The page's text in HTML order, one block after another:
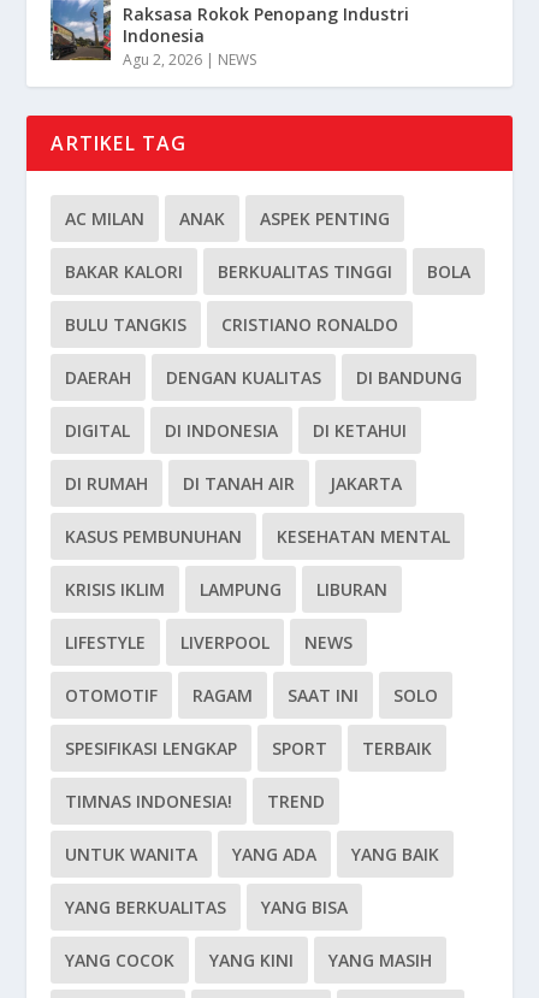
Raksasa Rokok Penopang Industri
Indonesia
Agu 2, 2026 | NEWS
ARTIKEL TAG
AC MILAN ANAK ASPEK PENTING
BAKAR KALORI BERKUALITAS TINGGI BOLA
BULU TANGKIS CRISTIANO RONALDO
DAERAH DENGAN KUALITAS DI BANDUNG
DIGITAL DI INDONESIA DI KETAHUI
DI RUMAH DI TANAH AIR JAKARTA
KASUS PEMBUNUHAN KESEHATAN MENTAL
KRISIS IKLIM LAMPUNG LIBURAN
LIFESTYLE LIVERPOOL NEWS
OTOMOTIF RAGAM SAAT INI SOLO
SPESIFIKASI LENGKAP SPORT TERBAIK
TIMNAS INDONESIA! TREND
UNTUK WANITA YANG ADA YANG BAIK
YANG BERKUALITAS YANG BISA
YANG COCOK YANG KINI YANG MASIH